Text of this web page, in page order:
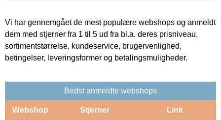
Vi har gennemgået de mest populære webshops og anmeldt
dem med stjerner fra 1 til 5 ud fra bl.a. deres prisniveau,
sortimentstørrelse, kundeservice, brugervenlighed,
betingelser, leveringsformer og betalingsmuligheder.
Bedst anmeldte webshops
Webshop Stjerner Link